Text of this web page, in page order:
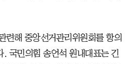
련해 중앙선거관리위원회를 항의
. 국민의힘 송언석 원내대표는 긴